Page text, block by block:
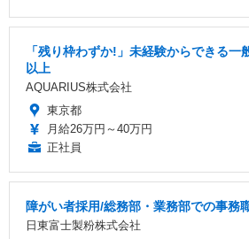
「残り枠わずか!」未経験からできる一
以上
AQUARIUS株式会社
東京都
月給26万円～40万円
正社員
障がい者採用/総務部・業務部での事務
日東富士製粉株式会社